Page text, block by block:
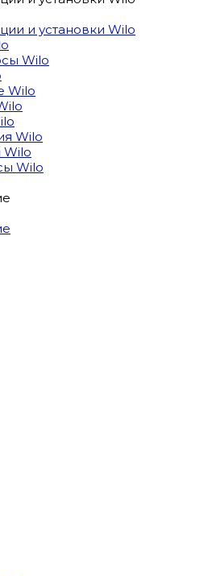
и установки Wilo
Wilo
Wilo
Wilo
Wilo